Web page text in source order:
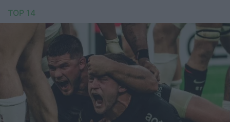
Internazionale
6 Nazioni
United Rugby Championship
Top14
Premiership
TOP 14